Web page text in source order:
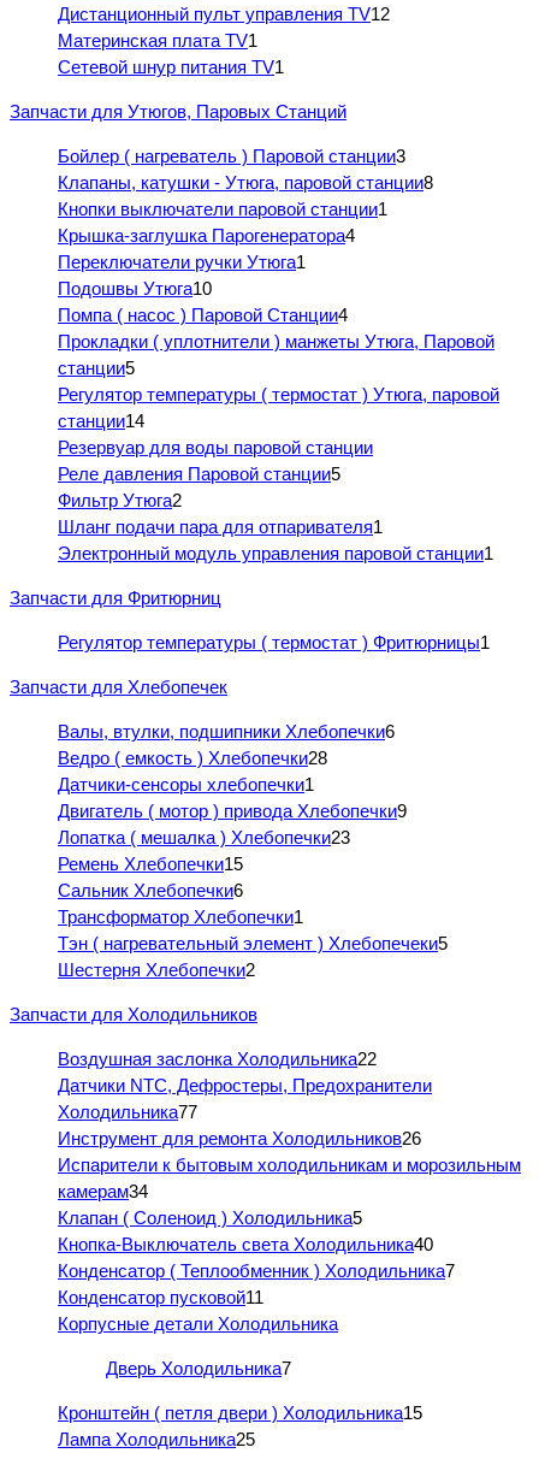
Дистанционный пульт управления TV12
Материнская плата TV1
Сетевой шнур питания TV1
Запчасти для Утюгов, Паровых Станций
Бойлер ( нагреватель ) Паровой станции3
Клапаны, катушки - Утюга, паровой станции8
Кнопки выключатели паровой станции1
Крышка-заглушка Парогенератора4
Переключатели ручки Утюга1
Подошвы Утюга10
Помпа ( насос ) Паровой Станции4
Прокладки ( уплотнители ) манжеты Утюга, Паровой
станции5
Регулятор температуры ( термостат ) Утюга, паровой
станции14
Резервуар для воды паровой станции
Реле давления Паровой станции5
Фильтр Утюга2
Шланг подачи пара для отпаривателя1
Электронный модуль управления паровой станции1
Запчасти для Фритюрниц
Регулятор температуры ( термостат ) Фритюрницы1
Запчасти для Хлебопечек
Валы, втулки, подшипники Хлебопечки6
Ведро ( емкость ) Хлебопечки28
Датчики-сенсоры хлебопечки1
Двигатель ( мотор ) привода Хлебопечки9
Лопатка ( мешалка ) Хлебопечки23
Ремень Хлебопечки15
Сальник Хлебопечки6
Трансформатор Хлебопечки1
Тэн ( нагревательный элемент ) Хлебопечеки5
Шестерня Хлебопечки2
Запчасти для Холодильников
Воздушная заслонка Холодильника22
Датчики NTC, Дефростеры, Предохранители
Холодильника77
Инструмент для ремонта Холодильников26
Испарители к бытовым холодильникам и морозильным
камерам34
Клапан ( Соленоид ) Холодильника5
Кнопка-Выключатель света Холодильника40
Конденсатор ( Теплообменник ) Холодильника7
Конденсатор пусковой11
Корпусные детали Холодильника
Дверь Холодильника7
Кронштейн ( петля двери ) Холодильника15
Лампа Холодильника25